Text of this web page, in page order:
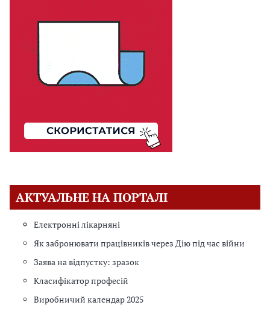
АКТУАЛЬНЕ НА ПОРТАЛІ
Електронні лікарняні
Як забронювати працівників через Дію під час війни
Заява на відпустку: зразок
Класифікатор професій
Виробничий календар 2025